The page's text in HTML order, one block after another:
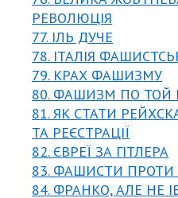
РЕВОЛЮЦІЯ
77. ІЛЬ ДУЧЕ
78. ІТАЛІЯ
79. КРАХ ФАШИЗМУ
80. ФАШИЗМ ПО ТОЙ
81. ЯК СТАТИ
ТА РЕЄСТРАЦІЇ
82. ЄВРЕЇ ЗА ГІТЛЕРА
83. ФАШИСТИ ПРОТИ
84. ФРАНКО, АЛЕ НЕ